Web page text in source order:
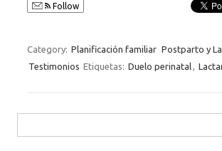
Follow
Category: Planificación familiar Postparto y
Testimonios Etiquetas: Duelo perinatal,